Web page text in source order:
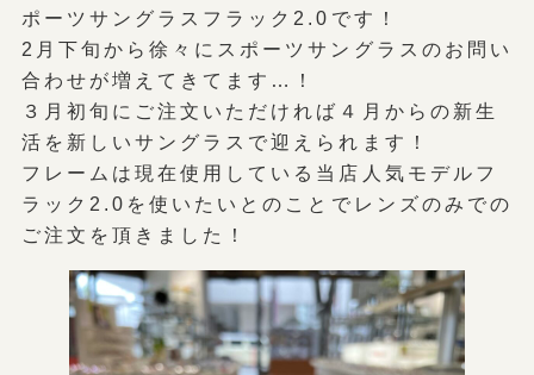
ポーツサングラスフラック2.0です！
2月下旬から徐々にスポーツサングラスのお問い
合わせが増えてきてます…！
３月初旬にご注文いただければ４月からの新生
活を新しいサングラスで迎えられます！
フレームは現在使用している当店人気モデルフ
ラック2.0を使いたいとのことでレンズのみでの
ご注文を頂きました！